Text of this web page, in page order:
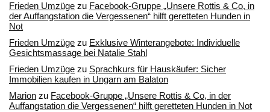
Frieden Umzüge zu Facebook-Gruppe „Unsere Rottis & Co, in
der Auffangstation die Vergessenen“ hilft geretteten Hunden in
Not
Frieden Umzüge zu Exklusive Winterangebote: Individuelle
Gesichtsmassage bei Natalie Stahl
Frieden Umzüge zu Sprachkurs für Hauskäufer: Sicher
Immobilien kaufen in Ungarn am Balaton
Marion zu Facebook-Gruppe „Unsere Rottis & Co, in der
Auffangstation die Vergessenen“ hilft geretteten Hunden in Not